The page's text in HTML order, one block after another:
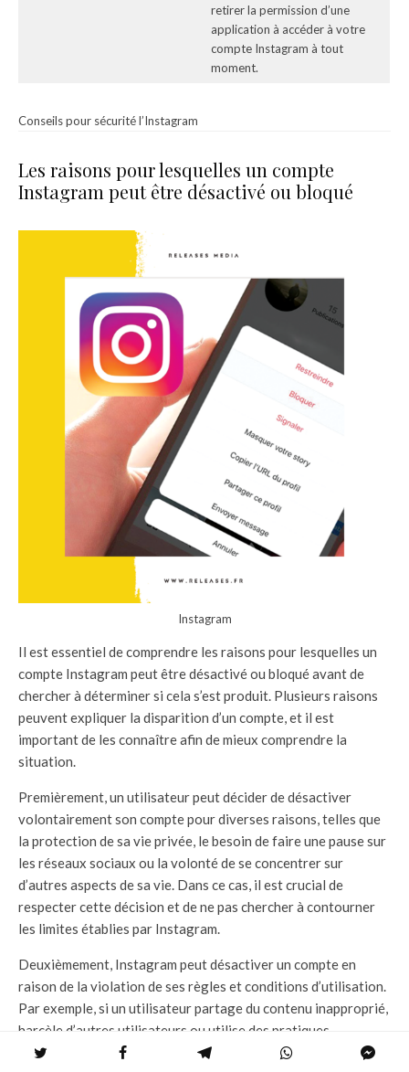
retirer la permission d’une
application à accéder à votre
compte Instagram à tout
moment.
Conseils pour sécurité l’Instagram
Les raisons pour lesquelles un compte
Instagram peut être désactivé ou bloqué
Instagram
Il est essentiel de comprendre les raisons pour lesquelles un
compte Instagram peut être désactivé ou bloqué avant de
chercher à déterminer si cela s’est produit. Plusieurs raisons
peuvent expliquer la disparition d’un compte, et il est
important de les connaître afin de mieux comprendre la
situation.
Premièrement, un utilisateur peut décider de désactiver
volontairement son compte pour diverses raisons, telles que
la protection de sa vie privée, le besoin de faire une pause sur
les réseaux sociaux ou la volonté de se concentrer sur
d’autres aspects de sa vie. Dans ce cas, il est crucial de
respecter cette décision et de ne pas chercher à contourner
les limites établies par Instagram.
Deuxièmement, Instagram peut désactiver un compte en
raison de la violation de ses règles et conditions d’utilisation.
Par exemple, si un utilisateur partage du contenu inapproprié,
harcèle d’autres utilisateurs ou utilise des pratiques
frauduleuses pour augmenter sa popularité, Instagram peut